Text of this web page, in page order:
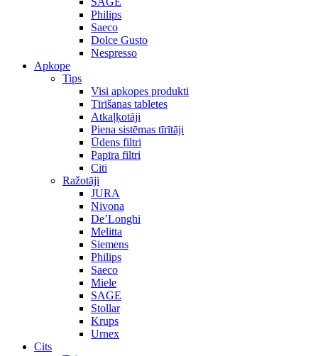
Philips
Saeco
Dolce Gusto
Nespresso
Apkope
Tips
Visi apkopes produkti
Tīrīšanas tabletes
Atkaļķotāji
Piena sistēmas tīrītāji
Ūdens filtri
Papīra filtri
Citi
Ražotāji
JURA
Nivona
De’Longhi
Melitta
Siemens
Philips
Saeco
Miele
SAGE
Stollar
Krups
Urnex
Cits